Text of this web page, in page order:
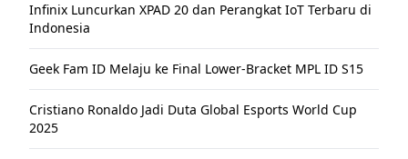
Infinix Luncurkan XPAD 20 dan Perangkat IoT Terbaru di
Indonesia
Geek Fam ID Melaju ke Final Lower-Bracket MPL ID S15
Cristiano Ronaldo Jadi Duta Global Esports World Cup
2025